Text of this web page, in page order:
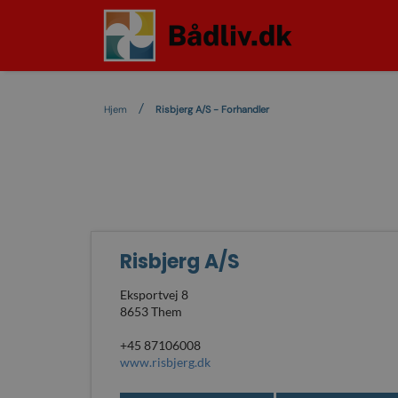
Hjem Risbjerg A/S - Forhandler
Risbjerg A/S
Eksportvej 8
8653 Them
+45 87106008
www.risbjerg.dk